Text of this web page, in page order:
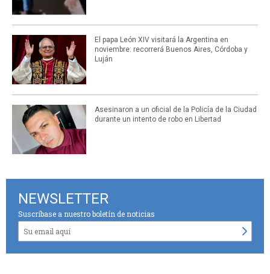
El papa León XIV visitará la Argentina en
noviembre: recorrerá Buenos Aires, Córdoba y
Luján
Asesinaron a un oficial de la Policía de la Ciudad
durante un intento de robo en Libertad
NEWSLETTER
Suscríbase a nuestro boletín de noticias